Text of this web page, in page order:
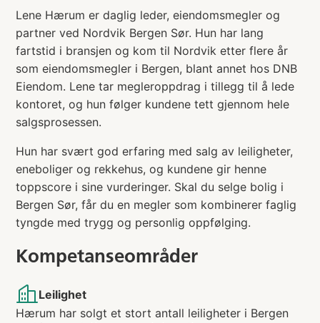
Lene Hærum er daglig leder, eiendomsmegler og
partner ved Nordvik Bergen Sør. Hun har lang
fartstid i bransjen og kom til Nordvik etter flere år
som eiendomsmegler i Bergen, blant annet hos DNB
Eiendom. Lene tar megleroppdrag i tillegg til å lede
kontoret, og hun følger kundene tett gjennom hele
salgsprosessen.
Hun har svært god erfaring med salg av leiligheter,
eneboliger og rekkehus, og kundene gir henne
toppscore i sine vurderinger. Skal du selge bolig i
Bergen Sør, får du en megler som kombinerer faglig
tyngde med trygg og personlig oppfølging.
Kompetanseområder
Leilighet
Hærum har solgt et stort antall leiligheter i Bergen